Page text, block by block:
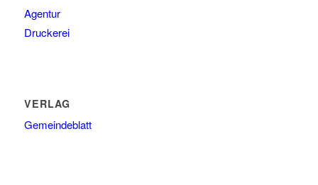
Agentur
Druckerei
VERLAG
Gemeindeblatt